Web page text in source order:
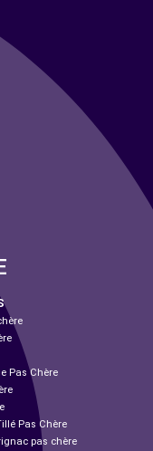
Pas Chère
Pas Chère
pas chère